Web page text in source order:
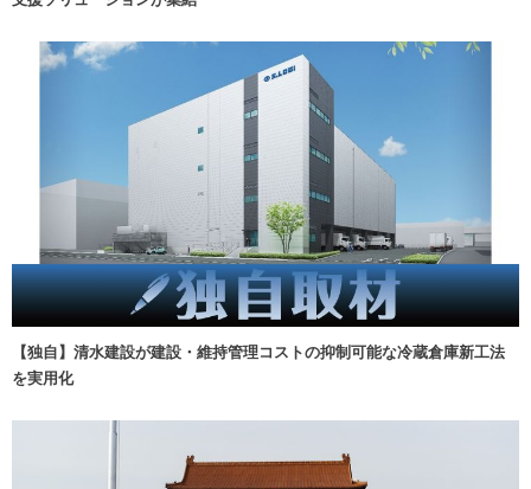
【独自】清水建設が建設・維持管理コストの抑制可能な冷蔵倉庫新工法
を実用化